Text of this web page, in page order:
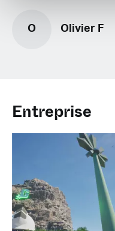
O Olivier F
Entreprise